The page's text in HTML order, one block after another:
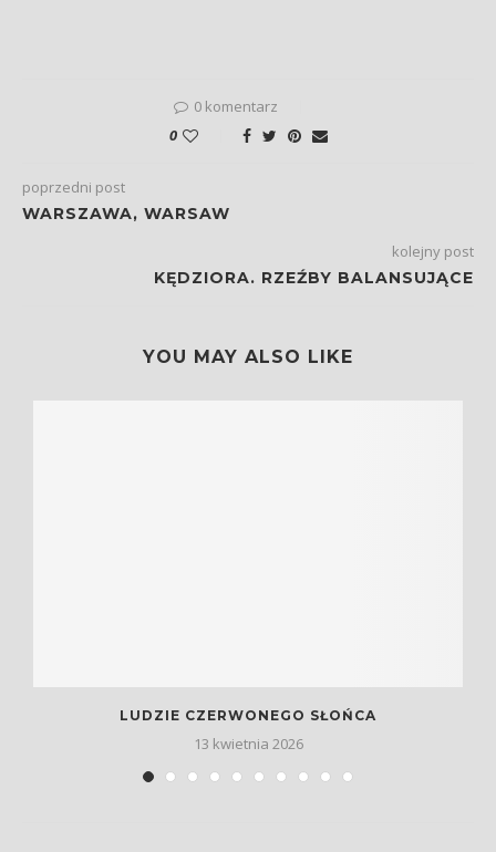
0 komentarz
0
poprzedni post
WARSZAWA, WARSAW
kolejny post
KĘDZIORA. RZEŹBY BALANSUJĄCE
YOU MAY ALSO LIKE
LUDZIE CZERWONEGO SŁOŃCA
13 kwietnia 2026